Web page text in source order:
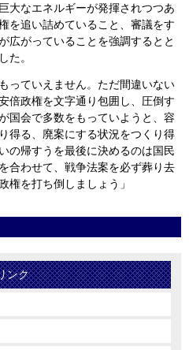
大なエネルギーが発揮されつつあ
を追い詰めていること、審議をす
広がっていることを強調するとと
た。
っていえません。ただ間違いない
倍政権を文字通り包囲し、圧倒す
国会で多数をもっていようと、容
得る、廃案にする状況をつくり得
の帰すうを最後に決めるのは国民
合わせて、戦争法案を必ず葬り去
権を打ち倒しましょう」
ンク